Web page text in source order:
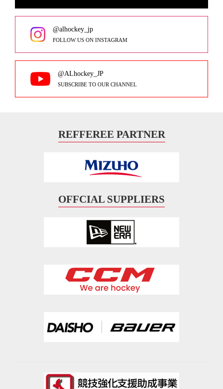
@alhockey_jp
FOLLOW US ON INSTAGRAM
@ALhockey_JP
SUBSCRIBE TO OUR CHANNEL
REFFEREE PARTNER
OFFCIAL SUPPLIERS